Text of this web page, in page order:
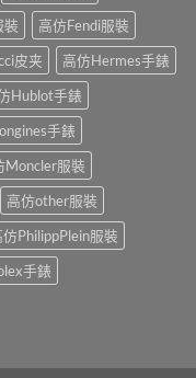
裝
高仿Fendi服裝
皮夹
高仿Hermes手錶
Hublot手錶
手錶
Moncler服裝
高仿other服裝
仿PhilippPlein服裝
手錶